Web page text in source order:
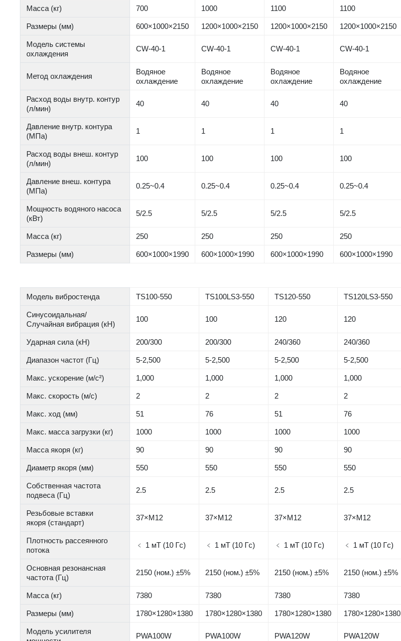
Масса (кг) 700 1000 1100 1100
Размеры (мм) 600×1000×2150 1200×1000×2150 1200×1000×2150 1200×1000×2150
Модель системы
охлаждения
CW-40-1 CW-40-1 CW-40-1 CW-40-1
Метод охлаждения
Водяное
охлаждение
Водяное
охлаждение
Водяное
охлаждение
Водяное
охлаждение
Расход воды внутр. контур
(л/мин)
40 40 40 40
Давление внутр. контура
(МПа)
1 1 1 1
Расход воды внеш. контур
(л/мин)
100 100 100 100
Давление внеш. контура
(МПа)
0.25~0.4 0.25~0.4 0.25~0.4 0.25~0.4
Мощность водяного насоса
(кВт)
5/2.5 5/2.5 5/2.5 5/2.5
Масса (кг) 250 250 250 250
Размеры (мм) 600×1000×1990 600×1000×1990 600×1000×1990 600×1000×1990
Модель вибростенда TS100-550 TS100LS3-550 TS120-550 TS120LS3-550
Синусоидальная/
Случайная вибрация (кН)
100 100 120 120
Ударная сила (кН) 200/300 200/300 240/360 240/360
Диапазон частот (Гц) 5-2,500 5-2,500 5-2,500 5-2,500
Макс. ускорение (м/с²) 1,000 1,000 1,000 1,000
Макс. скорость (м/с) 2 2 2 2
Макс. ход (мм) 51 76 51 76
Макс. масса загрузки (кг) 1000 1000 1000 1000
Масса якоря (кг) 90 90 90 90
Диаметр якоря (мм) 550 550 550 550
Собственная частота
подвеса (Гц)
2.5 2.5 2.5 2.5
Резьбовые вставки
якоря (стандарт)
37×M12 37×M12 37×M12 37×M12
Плотность рассеянного
потока
﹤ 1 мТ (10 Гс) ﹤ 1 мТ (10 Гс) ﹤ 1 мТ (10 Гс) ﹤ 1 мТ (10 Гс)
Основная резонансная
частота (Гц)
2150 (ном.) ±5% 2150 (ном.) ±5% 2150 (ном.) ±5% 2150 (ном.) ±5%
Масса (кг) 7380 7380 7380 7380
Размеры (мм) 1780×1280×1380 1780×1280×1380 1780×1280×1380 1780×1280×1380
Модель усилителя
PWA100W PWA100W PWA120W PWA120W